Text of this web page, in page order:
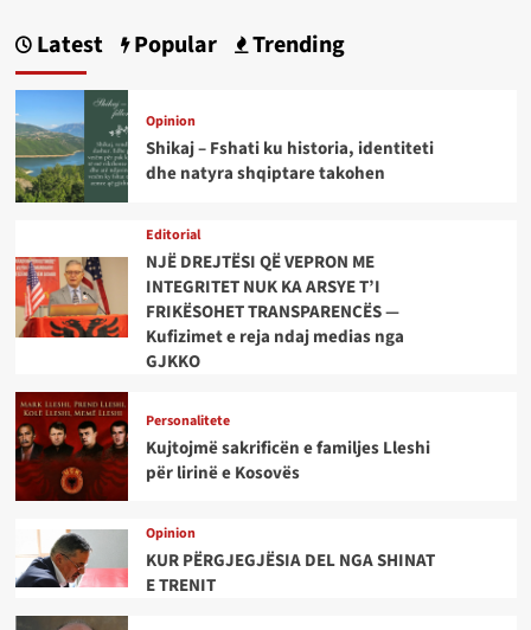
Latest Popular Trending
Opinion
Shikaj – Fshati ku historia, identiteti
dhe natyra shqiptare takohen
Editorial
NJË DREJTËSI QË VEPRON ME
INTEGRITET NUK KA ARSYE T’I
FRIKËSOHET TRANSPARENCËS —
Kufizimet e reja ndaj medias nga
GJKKO
Personalitete
Kujtojmë sakrificën e familjes Lleshi
për lirinë e Kosovës
Opinion
KUR PËRGJEGJËSIA DEL NGA SHINAT
E TRENIT